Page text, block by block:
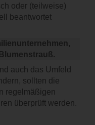
oder (teilweise)
beantwortet
auch das Umfeld
sollten die
regelmäßigen
überprüft werden.